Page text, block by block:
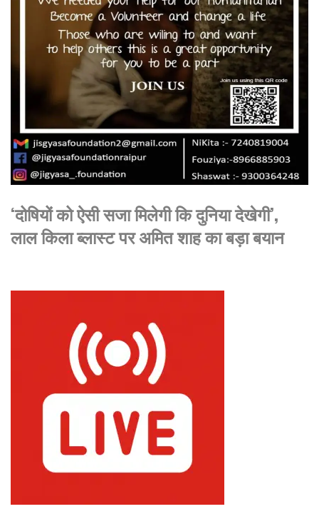
‘दोषियों को ऐसी सजा मिलेगी कि दुनिया देखेगी’,
लाल किला ब्लास्ट पर अमित शाह का बड़ा बयान